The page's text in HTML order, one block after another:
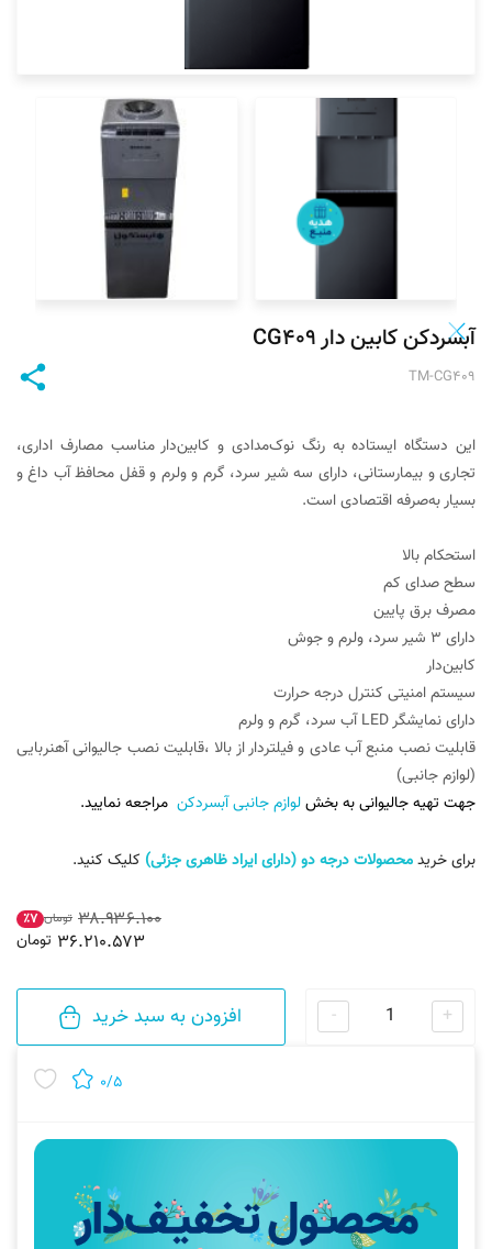
۰/۵
آبسردکن کابین دار CG۴۰۹
TM-CG۴۰۹
این دستگاه ایستاده به رنگ نوک‌مدادی و کابین‌دار مناسب مصارف اداری،
تجاری و بیمارستانی، دارای سه شیر سرد، گرم و ولرم و قفل محافظ آب داغ و
بسیار به‌صرفه اقتصادی است.
استحکام بالا
سطح صدای کم
مصرف برق پایین
دارای ۳ شير سرد، ولرم و جوش
کابین‌دار
سيستم امنيتی کنترل درجه حرارت
دارای نمایشگر LED آب سرد، گرم و ولرم
قابلیت نصب منبع آب عادی و فیلتردار از بالا ،قابلیت نصب جالیوانی آهنربایی
(لوازم جانبی)
جهت تهیه جالیوانی به بخشلوازم جانبی آبسردکن مراجعه نمایید.
برای خریدمحصولات درجه دو (دارای ایراد ظاهری جزئی) کلیک کنید.
۳۸.۹۳۶.۱۰۰ تومان ٪۷
۳۶.۲۱۰.۵۷۳ تومان
+
- افزودن به سبد خرید